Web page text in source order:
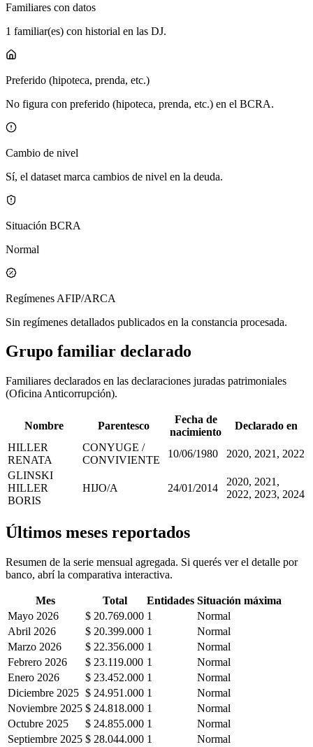
Familiares con datos
1 familiar(es) con historial en las DJ.
Preferido (hipoteca, prenda, etc.)
No figura con preferido (hipoteca, prenda, etc.) en el BCRA.
Cambio de nivel
Sí, el dataset marca cambios de nivel en la deuda.
Situación BCRA
Normal
Regímenes AFIP/ARCA
Sin regímenes detallados publicados en la constancia procesada.
Grupo familiar declarado
Familiares declarados en las declaraciones juradas patrimoniales
(Oficina Anticorrupción).
Nombre Parentesco
Fecha de
nacimiento
Declarado en
HILLER
RENATA
CONYUGE /
CONVIVIENTE
10/06/1980
2020, 2021, 2022
GLINSKI
HILLER
BORIS
HIJO/A 24/01/2014
2020, 2021,
2022, 2023, 2024
Últimos meses reportados
Resumen de la serie mensual agregada. Si querés ver el detalle por
banco, abrí la comparativa interactiva.
Mes Total Entidades Situación máxima
Mayo 2026
$ 20.769.000 1
Normal
Abril 2026
$ 20.399.000 1
Normal
Marzo 2026
$ 22.356.000 1
Normal
Febrero 2026
$ 23.119.000 1
Normal
Enero 2026
$ 23.452.000 1
Normal
Diciembre 2025 $ 24.951.000 1
Normal
Noviembre 2025 $ 24.818.000 1
Normal
Octubre 2025
$ 24.855.000 1
Normal
Septiembre 2025 $ 28.044.000 1 Normal